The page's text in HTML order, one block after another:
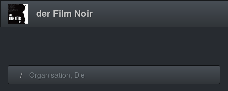
der Film Noir
Organisation, Die